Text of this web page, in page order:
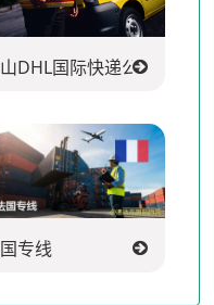
DHL国际快递公司
专线